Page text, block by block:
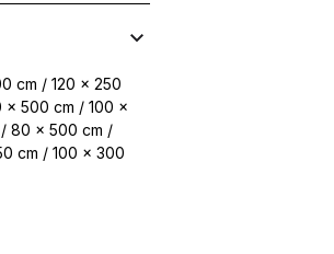
cm / 120 x 250
500 cm / 100 x
80 x 500 cm /
cm / 100 x 300
personalisieren, um Funktionen für soziale
geben wir Informationen über Ihre
und Analysen weiter. Diese Partner